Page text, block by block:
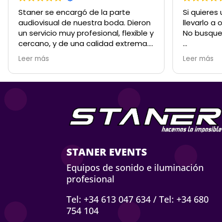
Staner se encargó de la parte
audiovisual de nuestra boda. Dieron
un servicio muy profesional, flexible y
cercano, y de una calidad extrema.
Gran planificación sin dejar nada a la
suerte. Fue una boda al aire libre,
con sus complejidades, y salió todo
a la perfección. De auténtico 10. No
Leer más
Si
llevarlo a
No
Atención
el primer
de todo,
que crees
con las
el equipo,
Siempre
Esther,
privilegio
Leer más
STANER EVENTS
Equipos de sonido e iluminación
profesional
Tel: +34 613 047 634 /Tel: +34 680
754 104